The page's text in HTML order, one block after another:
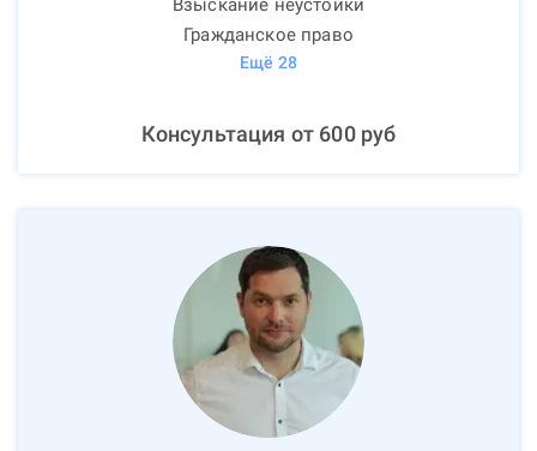
Взыскание неустойки
Гражданское право
Ещё 28
Консультация от 600руб